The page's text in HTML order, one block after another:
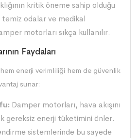
kritik öneme sahip olduğu
odalar ve medikal
motorları sıkça kullanılır.
Faydaları
enerji verimliliği hem de güvenlik
sunar:
Damper motorları, hava akışını
gereksiz enerji tüketimini önler.
sistemlerinde bu sayede